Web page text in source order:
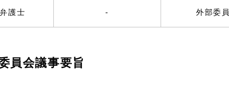
弁護士 - 外部委員
員会議事要旨